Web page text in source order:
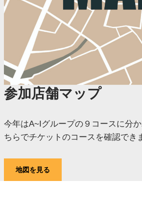
参加店舗マップ
今年はA~Iグループの９コースに分
ちらでチケットのコースを確認でき
地図を見る